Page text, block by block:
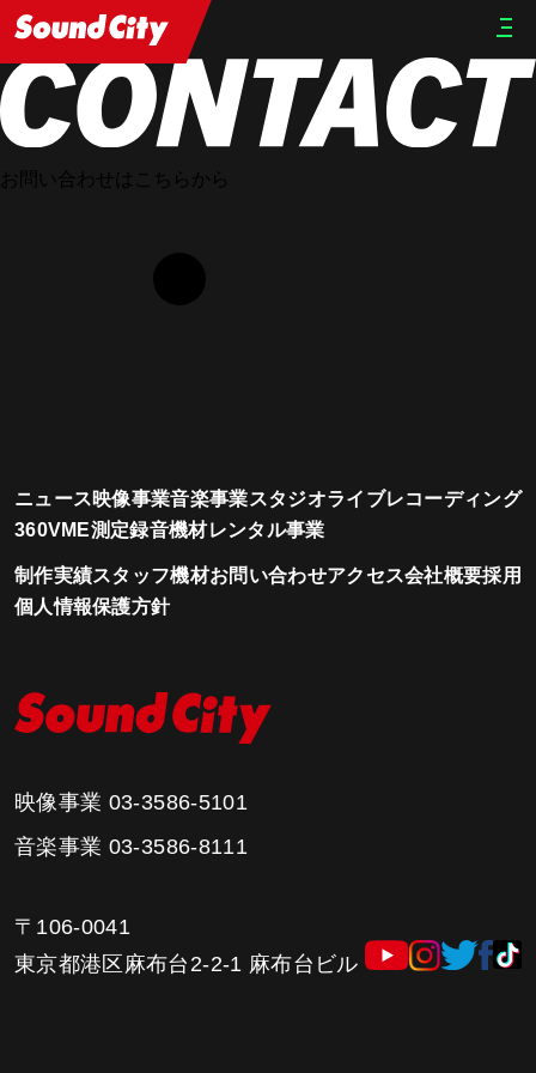
STAFF
ニュース映像事業音楽事業スタジオライブレコーディング
360VME測定録音機材レンタル事業
制作実績スタッフ機材お問い合わせアクセス会社概要採用
個人情報保護方針
映像事業 03-3586-5101
音楽事業 03-3586-8111
〒106-0041
東京都港区麻布台2-2-1 麻布台ビル